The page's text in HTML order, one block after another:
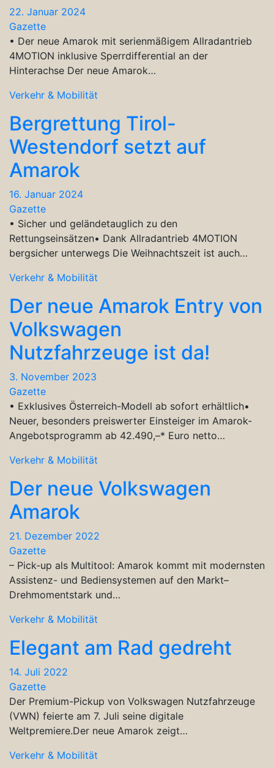
22. Januar 2024
Gazette
• Der neue Amarok mit serienmäßigem Allradantrieb
4MOTION inklusive Sperrdifferential an der
Hinterachse Der neue Amarok…
Verkehr & Mobilität
Bergrettung Tirol-
Westendorf setzt auf
Amarok
16. Januar 2024
Gazette
• Sicher und geländetauglich zu den
Rettungseinsätzen• Dank Allradantrieb 4MOTION
bergsicher unterwegs Die Weihnachtszeit ist auch…
Verkehr & Mobilität
Der neue Amarok Entry von
Volkswagen
Nutzfahrzeuge ist da!
3. November 2023
Gazette
• Exklusives Österreich-Modell ab sofort erhältlich•
Neuer, besonders preiswerter Einsteiger im Amarok-
Angebotsprogramm ab 42.490,–* Euro netto…
Verkehr & Mobilität
Der neue Volkswagen
Amarok
21. Dezember 2022
Gazette
– Pick-up als Multitool: Amarok kommt mit modernsten
Assistenz- und Bediensystemen auf den Markt–
Drehmomentstark und…
Verkehr & Mobilität
Elegant am Rad gedreht
14. Juli 2022
Gazette
Der Premium-Pickup von Volkswagen Nutzfahrzeuge
(VWN) feierte am 7. Juli seine digitale
Weltpremiere.Der neue Amarok zeigt…
Verkehr & Mobilität